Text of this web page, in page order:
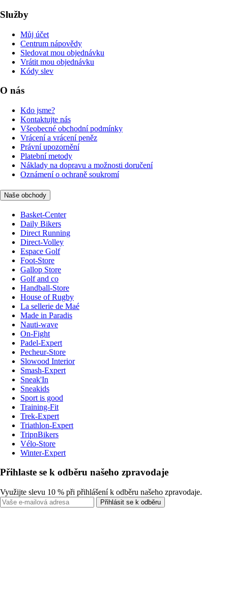
Služby
Můj účet
Centrum nápovědy
Sledovat mou objednávku
Vrátit mou objednávku
Kódy slev
O nás
Kdo jsme?
Kontaktujte nás
Všeobecné obchodní podmínky
Vrácení a vrácení peněz
Právní upozornění
Platební metody
Náklady na dopravu a možnosti doručení
Oznámení o ochraně soukromí
Naše obchody
Basket-Center
Daily Bikers
Direct Running
Direct-Volley
Espace Golf
Foot-Store
Gallop Store
Golf and co
Handball-Store
House of Rugby
La sellerie de Maé
Made in Paradis
Nauti-wave
On-Fight
Padel-Expert
Pecheur-Store
Slowood Interior
Smash-Expert
Sneak'In
Sneakids
Sport is good
Training-Fit
Trek-Expert
Triathlon-Expert
TripnBikers
Vélo-Store
Winter-Expert
Přihlaste se k odběru našeho zpravodaje
Využijte slevu 10 % při přihlášení k odběru našeho zpravodaje.
Přihlásit se k odběru